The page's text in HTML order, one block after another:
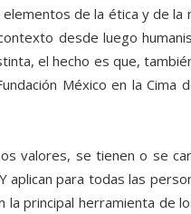
de la ética y de la
desde luego
el hecho es que,
México en la Cima
valores, se tienen o se
aplican para todas las
la principal herramienta de